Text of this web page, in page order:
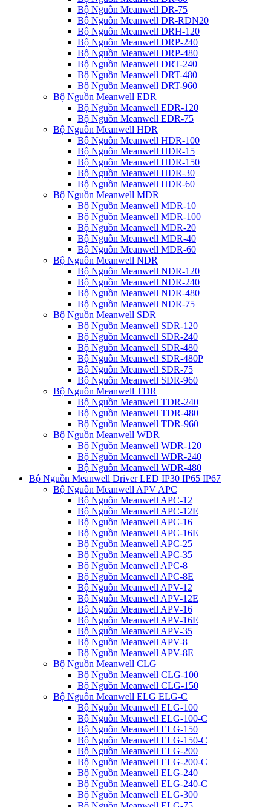
Bộ Nguồn Meanwell DR-75
Bộ Nguồn Meanwell DR-RDN20
Bộ Nguồn Meanwell DRH-120
Bộ Nguồn Meanwell DRP-240
Bộ Nguồn Meanwell DRP-480
Bộ Nguồn Meanwell DRT-240
Bộ Nguồn Meanwell DRT-480
Bộ Nguồn Meanwell DRT-960
Bộ Nguồn Meanwell EDR
Bộ Nguồn Meanwell EDR-120
Bộ Nguồn Meanwell EDR-75
Bộ Nguồn Meanwell HDR
Bộ Nguồn Meanwell HDR-100
Bộ Nguồn Meanwell HDR-15
Bộ Nguồn Meanwell HDR-150
Bộ Nguồn Meanwell HDR-30
Bộ Nguồn Meanwell HDR-60
Bộ Nguồn Meanwell MDR
Bộ Nguồn Meanwell MDR-10
Bộ Nguồn Meanwell MDR-100
Bộ Nguồn Meanwell MDR-20
Bộ Nguồn Meanwell MDR-40
Bộ Nguồn Meanwell MDR-60
Bộ Nguồn Meanwell NDR
Bộ Nguồn Meanwell NDR-120
Bộ Nguồn Meanwell NDR-240
Bộ Nguồn Meanwell NDR-480
Bộ Nguồn Meanwell NDR-75
Bộ Nguồn Meanwell SDR
Bộ Nguồn Meanwell SDR-120
Bộ Nguồn Meanwell SDR-240
Bộ Nguồn Meanwell SDR-480
Bộ Nguồn Meanwell SDR-480P
Bộ Nguồn Meanwell SDR-75
Bộ Nguồn Meanwell SDR-960
Bộ Nguồn Meanwell TDR
Bộ Nguồn Meanwell TDR-240
Bộ Nguồn Meanwell TDR-480
Bộ Nguồn Meanwell TDR-960
Bộ Nguồn Meanwell WDR
Bộ Nguồn Meanwell WDR-120
Bộ Nguồn Meanwell WDR-240
Bộ Nguồn Meanwell WDR-480
Bộ Nguồn Meanwell Driver LED IP30 IP65 IP67
Bộ Nguồn Meanwell APV APC
Bộ Nguồn Meanwell APC-12
Bộ Nguồn Meanwell APC-12E
Bộ Nguồn Meanwell APC-16
Bộ Nguồn Meanwell APC-16E
Bộ Nguồn Meanwell APC-25
Bộ Nguồn Meanwell APC-35
Bộ Nguồn Meanwell APC-8
Bộ Nguồn Meanwell APC-8E
Bộ Nguồn Meanwell APV-12
Bộ Nguồn Meanwell APV-12E
Bộ Nguồn Meanwell APV-16
Bộ Nguồn Meanwell APV-16E
Bộ Nguồn Meanwell APV-35
Bộ Nguồn Meanwell APV-8
Bộ Nguồn Meanwell APV-8E
Bộ Nguồn Meanwell CLG
Bộ Nguồn Meanwell CLG-100
Bộ Nguồn Meanwell CLG-150
Bộ Nguồn Meanwell ELG ELG-C
Bộ Nguồn Meanwell ELG-100
Bộ Nguồn Meanwell ELG-100-C
Bộ Nguồn Meanwell ELG-150
Bộ Nguồn Meanwell ELG-150-C
Bộ Nguồn Meanwell ELG-200
Bộ Nguồn Meanwell ELG-200-C
Bộ Nguồn Meanwell ELG-240
Bộ Nguồn Meanwell ELG-240-C
Bộ Nguồn Meanwell ELG-300